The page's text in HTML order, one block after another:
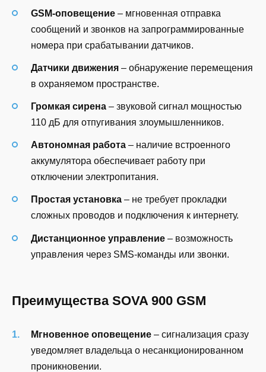
GSM-оповещение – мгновенная отправка
сообщений и звонков на запрограммированные
номера при срабатывании датчиков.
Датчики движения – обнаружение перемещения
в охраняемом пространстве.
Громкая сирена – звуковой сигнал мощностью
110 дБ для отпугивания злоумышленников.
Автономная работа – наличие встроенного
аккумулятора обеспечивает работу при
отключении электропитания.
Простая установка – не требует прокладки
сложных проводов и подключения к интернету.
Дистанционное управление – возможность
управления через SMS-команды или звонки.
Преимущества SOVA 900 GSM
Мгновенное оповещение – сигнализация сразу
уведомляет владельца о несанкционированном
проникновении.